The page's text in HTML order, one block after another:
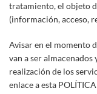
tratamiento, el objeto
(información, acceso,
Avisar en el momento
van a ser
realización de los
enlace a esta